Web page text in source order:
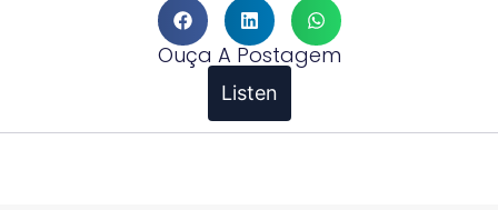
Ouça A Postagem
Listen